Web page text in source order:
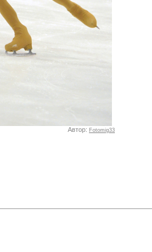
Автор: Fotomig33